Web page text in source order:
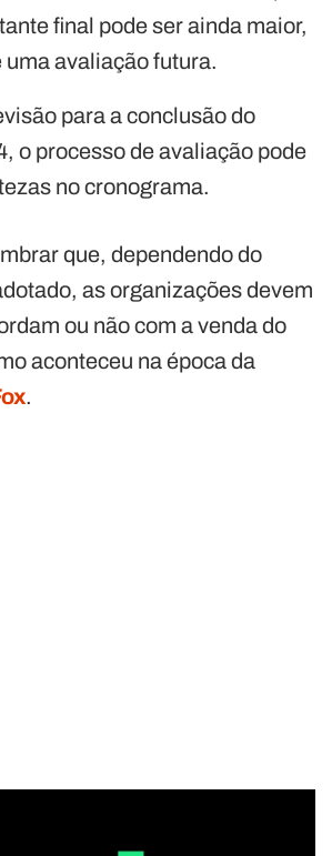
final pode ser ainda maior,
uma avaliação futura.
para a conclusão do
o processo de avaliação pode
no cronograma.
que, dependendo do
as organizações devem
ou não com a venda do
aconteceu na época da
.